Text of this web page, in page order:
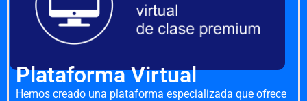
Plataforma Virtual
Hemos creado una plataforma especializada que ofrece